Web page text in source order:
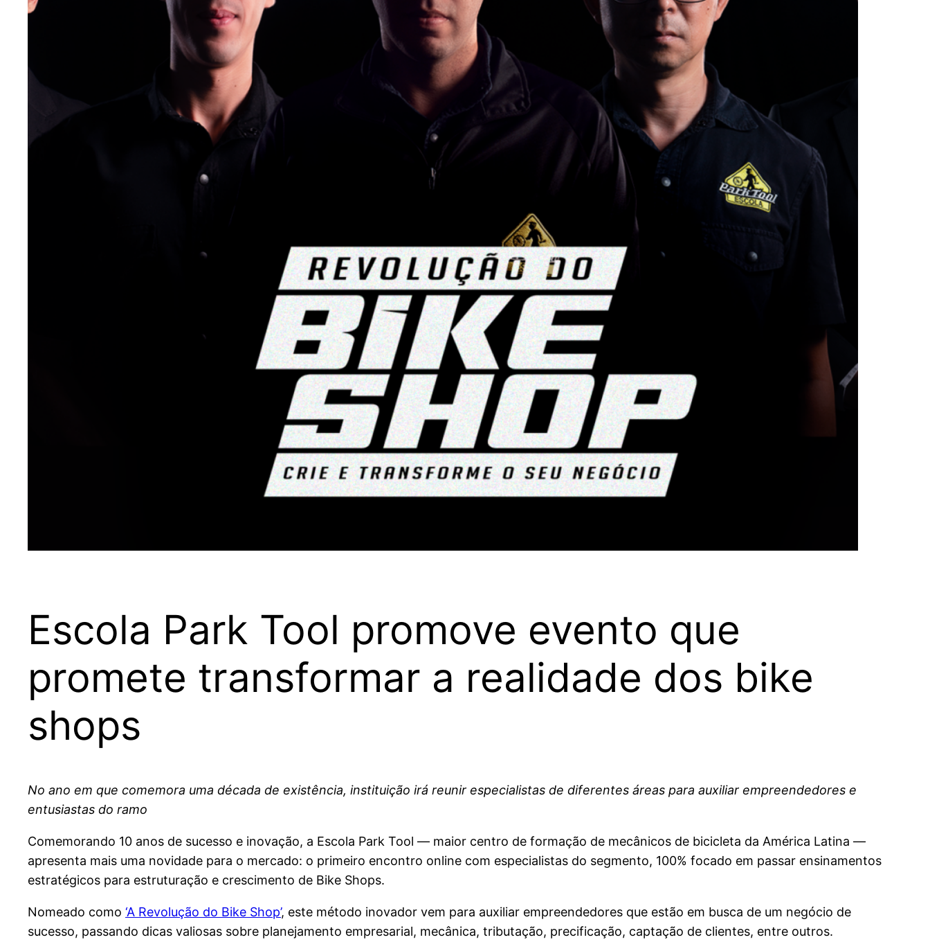
Escola Park Tool promove evento que
promete transformar a realidade dos bike
shops
No ano em que comemora uma década de existência, instituição irá reunir especialistas de diferentes áreas para auxiliar empreendedores e
entusiastas do ramo
Comemorando 10 anos de sucesso e inovação, a Escola Park Tool — maior centro de formação de mecânicos de bicicleta da América Latina —
apresenta mais uma novidade para o mercado: o primeiro encontro online com especialistas do segmento, 100% focado em passar ensinamentos
estratégicos para estruturação e crescimento de Bike Shops.
Nomeado como ‘A Revolução do Bike Shop’, este método inovador vem para auxiliar empreendedores que estão em busca de um negócio de
sucesso, passando dicas valiosas sobre planejamento empresarial, mecânica, tributação, precificação, captação de clientes, entre outros.